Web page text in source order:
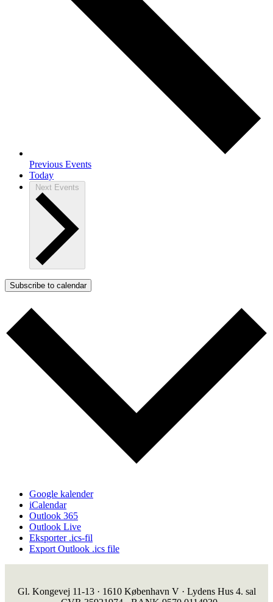
Previous Events
Today
Next Events
Subscribe to calendar
Google kalender
iCalendar
Outlook 365
Outlook Live
Eksporter .ics-fil
Export Outlook .ics file
Gl. Kongevej 11-13 · 1610 København V · Lydens Hus 4. sal